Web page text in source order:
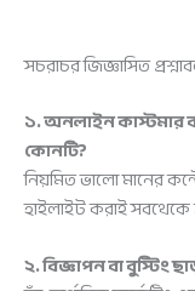
সচরাচর জিজ্ঞাসিত
১. অনলাইন কাস্টমার
কোনটি?
নিয়মিত ভালো মানের
হাইলাইট করাই সবথেকে
২. বিজ্ঞাপন বা বুস্টিং